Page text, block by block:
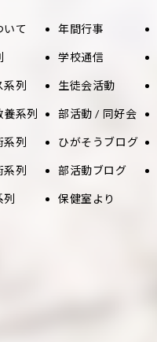
いて
列
系列
列
列
年間行事
学校通信
生徒会活動
部活動 / 同好会
ひがそうブログ
部活動ブログ
保健室より